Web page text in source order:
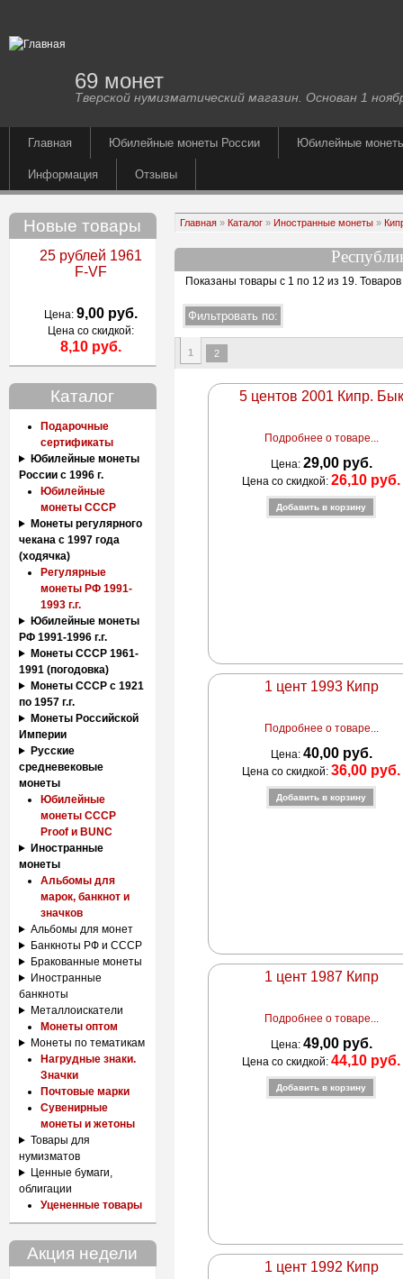
69 монет
Тверской нумизматический магазин. Основан 1
Главная Юбилейные монеты России Юбилейные
Информация Отзывы
Новые товары
25 рублей 1961
F-VF
Цена: 9,00 руб.
Цена со скидкой:
8,10 руб.
Каталог
Подарочные
сертификаты
Юбилейные монеты
России с 1996 г.
Юбилейные
монеты СССР
Монеты регулярного
чекана с 1997 года
(ходячка)
Регулярные
монеты РФ 1991-
1993 г.г.
Юбилейные монеты
РФ 1991-1996 г.г.
Монеты СССР 1961-
1991 (погодовка)
Монеты СССР с 1921
по 1957 г.г.
Монеты Российской
Империи
Русские
средневековые
монеты
Юбилейные
монеты СССР
Proof и BUNC
Иностранные
монеты
Альбомы для
марок, банкнот и
значков
Альбомы для монет
Банкноты РФ и СССР
Бракованные монеты
Иностранные
банкноты
Металлоискатели
Монеты оптом
Монеты по тематикам
Нагрудные знаки.
Значки
Почтовые марки
Сувенирные
монеты и жетоны
Товары для
нумизматов
Ценные бумаги,
облигации
Уцененные товары
Акция недели
Главная» Каталог» Иностранные монеты»
Показаны товары с 1 по 12 из 19.
1 2
5 центов 2001 Кипр. Бык
Подробнее о товаре...
Цена: 29,00 руб.
Цена со скидкой:26,10 руб.
1 цент 1993 Кипр
Подробнее о товаре...
Цена: 40,00 руб.
Цена со скидкой:36,00 руб.
1 цент 1987 Кипр
Подробнее о товаре...
Цена: 49,00 руб.
Цена со скидкой:44,10 руб.
1 цент 1992 Кипр